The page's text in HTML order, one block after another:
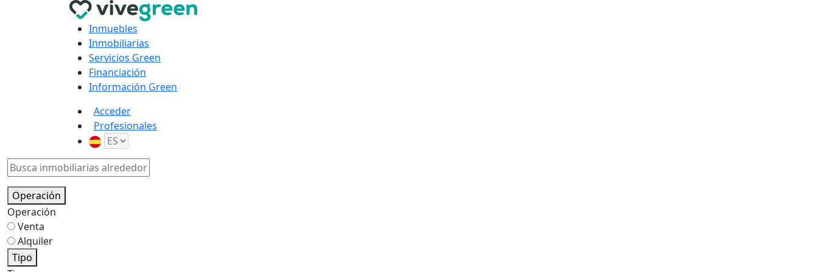
Inmuebles
Inmobiliarias
Servicios Green
Financiación
Información Green
Acceder
Profesionales
Operación
Operación
Venta
Alquiler
Tipo